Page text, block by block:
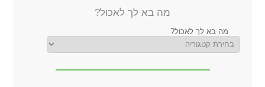
מה בא לך לאכול?
מה בא לך לאכול?